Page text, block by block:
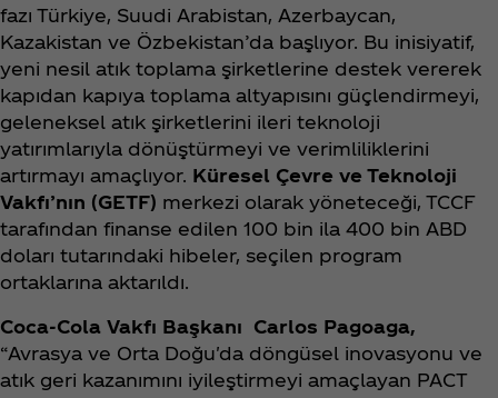
fazı Türkiye, Suudi Arabistan, Azerbaycan,
Kazakistan ve Özbekistan’da başlıyor. Bu inisiyatif,
yeni nesil atık toplama şirketlerine destek vererek
kapıdan kapıya toplama altyapısını güçlendirmeyi,
geleneksel atık şirketlerini ileri teknoloji
yatırımlarıyla dönüştürmeyi ve verimliliklerini
artırmayı amaçlıyor. Küresel Çevre ve Teknoloji
Vakfı’nın (GETF) merkezi olarak yöneteceği, TCCF
tarafından finanse edilen 100 bin ila 400 bin ABD
doları tutarındaki hibeler, seçilen program
ortaklarına aktarıldı.
Coca‑Cola Vakfı Başkanı Carlos Pagoaga,
“Avrasya ve Orta Doğu'da döngüsel inovasyonu ve
atık geri kazanımını iyileştirmeyi amaçlayan PACT